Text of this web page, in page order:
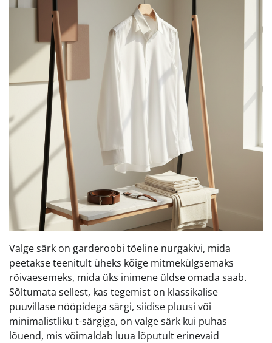
Valge särk on garderoobi tõeline nurgakivi, mida
peetakse teenitult üheks kõige mitmekülgsemaks
rõivaesemeks, mida üks inimene üldse omada saab.
Sõltumata sellest, kas tegemist on klassikalise
puuvillase nööpidega särgi, siidise pluusi või
minimalistliku t-särgiga, on valge särk kui puhas
lõuend, mis võimaldab luua lõputult erinevaid